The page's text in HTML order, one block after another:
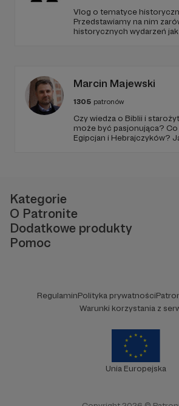
Vlog o tematyce
Przedstawiamy na nim
historycznych wydarzeń
Marcin Majewski
1305 patronów
Czy wiedza o Biblii i
może być pasjonująca? Co
Egipcjan i Hebrajczyków?
Kategorie
O Patronite
Dodatkowe produkty
Pomoc
RegulaminPolityka prywatności
Warunki korzystania z
Unia Europejska